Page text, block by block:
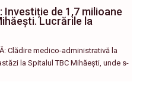
Investiție de 1,7 milioane
Lucrările la
Clădire medico-administrativă la
la Spitalul TBC Mihăești, unde s-